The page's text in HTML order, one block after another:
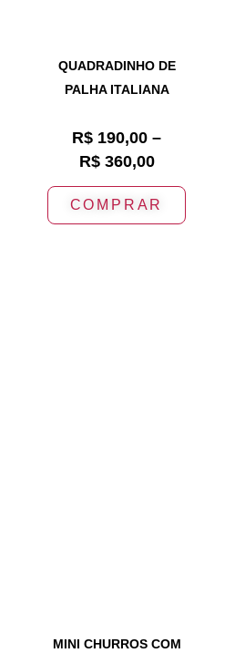
QUADRADINHO DE
PALHA ITALIANA
R$ 190,00 –
R$360,00
COMPRAR
MINI CHURROS COM